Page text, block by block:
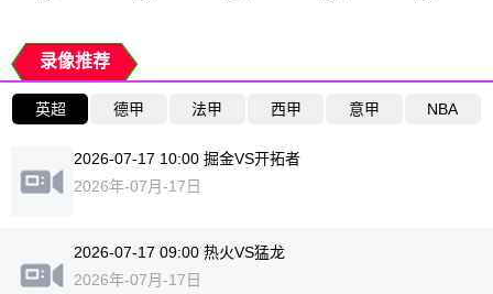
录像推荐
英超 德甲 法甲 西甲 意甲 NBA
2026-07-17 10:00 掘金VS开拓者
2026年-07月-17日
2026-07-17 09:00 热火VS猛龙
2026年-07月-17日